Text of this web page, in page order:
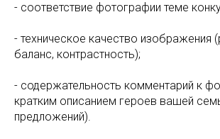
- соответствие фотографии теме
- техническое качество изображения
баланс, контрастность);
- содержательность комментарий к
кратким описанием героев вашей
предложений).